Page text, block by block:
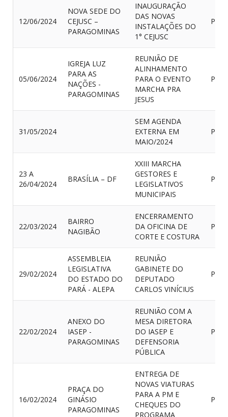
12/06/2024
NOVA SEDE DO
CEJUSC –
PARAGOMINAS
INAUGURAÇÃO
DAS NOVAS
INSTALAÇÕES DO
1° CEJUSC
05/06/2024
IGREJA LUZ
PARA AS
NAÇÕES -
PARAGOMINAS
REUNIÃO DE
ALINHAMENTO
PARA O EVENTO
MARCHA PRA
JESUS
31/05/2024
SEM AGENDA
EXTERNA EM
MAIO/2024
23 A
26/04/2024
BRASÍLIA – DF
XXIII MARCHA
GESTORES E
LEGISLATIVOS
MUNICIPAIS
22/03/2024
BAIRRO
NAGIBÃO
ENCERRAMENTO
DA OFICINA DE
CORTE E COSTURA
29/02/2024
ASSEMBLEIA
LEGISLATIVA
DO ESTADO DO
PARÁ - ALEPA
REUNIÃO
GABINETE DO
DEPUTADO
CARLOS VINÍCIUS
22/02/2024
ANEXO DO
IASEP -
PARAGOMINAS
REUNIÃO COM A
MESA DIRETORA
DO IASEP E
DEFENSORIA
PÚBLICA
16/02/2024
PRAÇA DO
GINÁSIO
PARAGOMINAS
ENTREGA DE
NOVAS VIATURAS
PARA A PM E
CHEQUES DO
PROGRAMA